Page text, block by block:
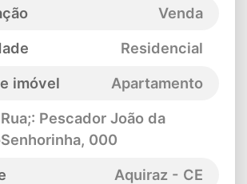
Venda
Residencial
imóvel
Apartamento
Rua;: Pescador João da
Senhorinha, 000
Aquiraz - CE